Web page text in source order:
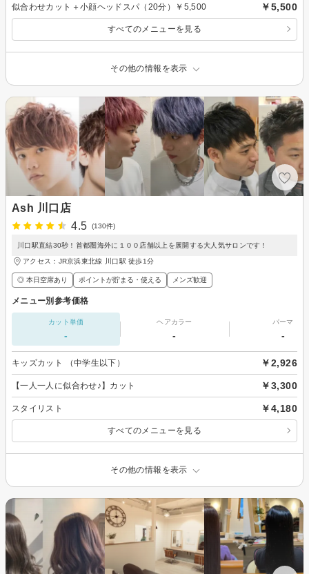
似合わせカット＋小顔ヘッドスパ（20分）￥5,500 ￥5,500
すべてのメニューを見る
その他の情報を表示
Ash 川口店
4.5
(130件)
川口駅直結30秒！首都圏海外に１００店舗以上を展開する大人気サロンです！
アクセス：JR京浜東北線 川口駅 徒歩1分
◎ 本日空席あり ポイントが貯まる・使える メンズ歓迎
メニュー別参考価格
カット単価
-
ヘアカラー
-
パーマ
-
キッズカット （中学生以下） ￥2,926
【一人一人に似合わせ♪】カット ￥3,300
スタイリスト ￥4,180
すべてのメニューを見る
その他の情報を表示